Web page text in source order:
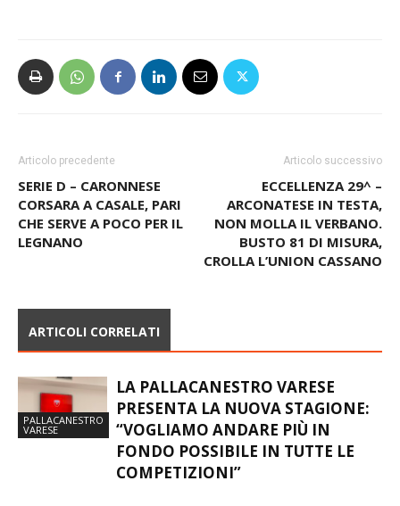
Articolo precedente
SERIE D – CARONNESE
CORSARA A CASALE, PARI
CHE SERVE A POCO PER IL
LEGNANO
Articolo successivo
ECCELLENZA 29^ –
ARCONATESE IN TESTA,
NON MOLLA IL VERBANO.
BUSTO 81 DI MISURA,
CROLLA L’UNION CASSANO
ARTICOLI CORRELATI
PALLACANESTRO
VARESE
LA PALLACANESTRO VARESE
PRESENTA LA NUOVA STAGIONE:
“VOGLIAMO ANDARE PIÙ IN
FONDO POSSIBILE IN TUTTE LE
COMPETIZIONI”